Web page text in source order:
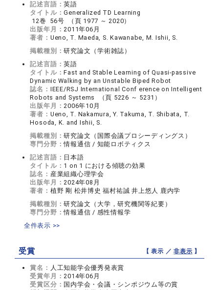
記述言語：英語
タイトル：Generalized TD Learning
12巻 56号 （頁 1977 ～ 2020）
出版年月： 2011年06月
著者： Ueno, T. Maeda, S. Kawanabe, M. Ishii, S.
掲載種別：研究論文（学術雑誌）
記述言語：英語
タイトル：Fast and Stable Learning of Quasi-passive
Dynamic Walking by an Unstable Biped Robot
誌名： IEEE/RSJ International Conf erence on Intelligent
Robots and Systems （頁 5226 ～ 5231）
出版年月： 2006年10月
著者： Ueno, T. Nakamura, Y. Takuma, T. Shibata, T.
Hosoda, K. and Ishii, S.
掲載種別：研究論文（国際会議プロシーディングス）
専門分野：情報通信 / 知能ロボティクス
記述言語： 日本語
タイトル： 1 on 1 における傾聴の効果
誌名： 産業組織心理学会
出版年月： 2024年08月
著者： 植野 剛 松井博史 福村祐誠 井上悠人 鹿内学
掲載種別：研究論文（大学，研究機関等紀要）
専門分野：情報通信 / 感性情報学
全件表示 >>
受賞 【 表示 ／非表示 】
賞名： 人工知能学会優秀発表賞
受賞年月： 2014年06月
受賞区分： 国内学会・会議・シンポジウム等の賞